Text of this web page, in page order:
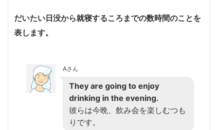
だいたい日没から就寝するころまでの数時間のことを
表します。
Aさん
They are going to enjoy
drinking in the evening.
彼らは今晩、 飲み会を楽しむつも
りです。